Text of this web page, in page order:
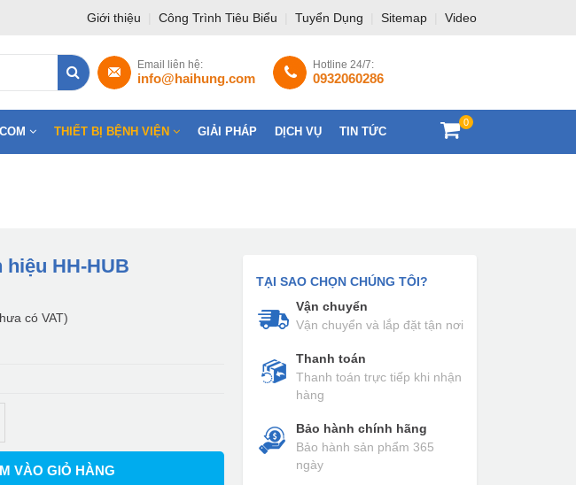
Giới thiệu Công Trình Tiêu Biểu Tuyển Dụng Sitemap Video
Hotline 24/7:
0932060286
Email liên hệ:
info@haihung.com
0
THIẾT BỊ BỆNH VIỆN GIẢI PHÁP DỊCH VỤ TIN TỨC
HH-HUB
có VAT)
VÀO GIỎ HÀNG
TẠI SAO CHỌN CHÚNG TÔI?
Vận chuyển
Vận chuyển và lắp đặt tận nơi
Thanh toán
Thanh toán trực tiếp khi nhận
hàng
Bảo hành chính hãng
Bảo hành sản phẩm 365
ngày